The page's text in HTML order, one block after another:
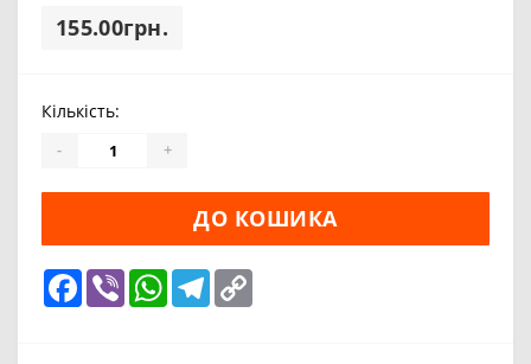
155.00грн.
Кількість:
- +
ДО КОШИКА
Facebook
Viber WhatsApp
Telegram